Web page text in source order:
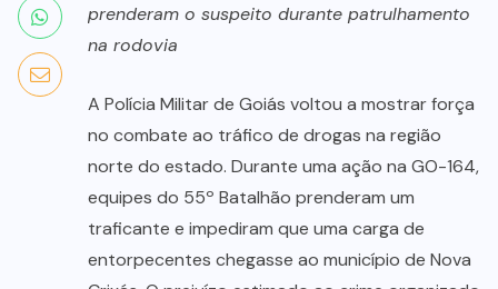
prenderam o suspeito durante patrulhamento
na rodovia
A Polícia Militar de Goiás voltou a mostrar força
no combate ao tráfico de drogas na região
norte do estado. Durante uma ação na GO-164,
equipes do 55º Batalhão prenderam um
traficante e impediram que uma carga de
entorpecentes chegasse ao município de Nova